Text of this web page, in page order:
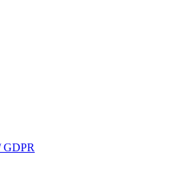
GDPR